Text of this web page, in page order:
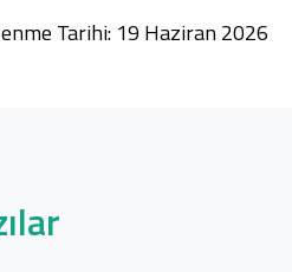
Tarihi: 19 Haziran 2026